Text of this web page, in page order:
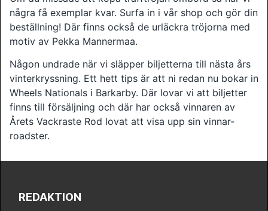
några få exemplar kvar. Surfa in i vår shop och gör din
beställning! Där finns också de urläckra tröjorna med
motiv av Pekka Mannermaa.
Någon undrade när vi släpper biljetterna till nästa års
vinterkryssning. Ett hett tips är att ni redan nu bokar in
Wheels Nationals i Barkarby. Där lovar vi att biljetter
finns till försäljning och där har också vinnaren av
Årets Vackraste Rod lovat att visa upp sin vinnar-
roadster.
REDAKTION